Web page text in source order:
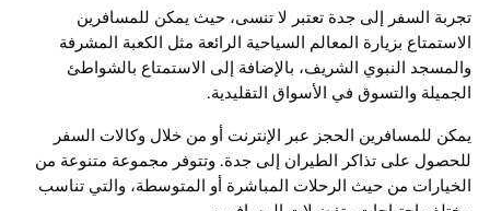
تجربة السفر إلى جدة تعتبر لا تنسى، حيث يمكن للمسافرين
الاستمتاع بزيارة المعالم السياحية الرائعة مثل الكعبة المشرفة
والمسجد النبوي الشريف، بالإضافة إلى الاستمتاع بالشواطئ
الجميلة والتسوق في الأسواق التقليدية.
يمكن للمسافرين الحجز عبر الإنترنت أو من خلال وكالات السفر
للحصول على تذاكر الطيران إلى جدة. وتتوفر مجموعة متنوعة من
الخيارات من حيث الرحلات المباشرة أو المتوسطة، والتي تناسب